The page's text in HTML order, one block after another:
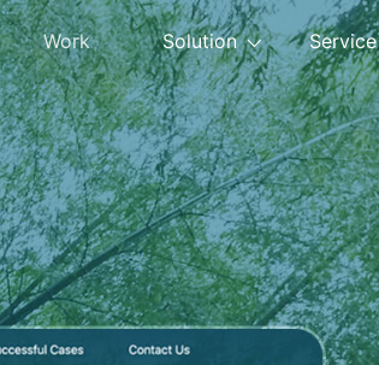
Work Solution Service